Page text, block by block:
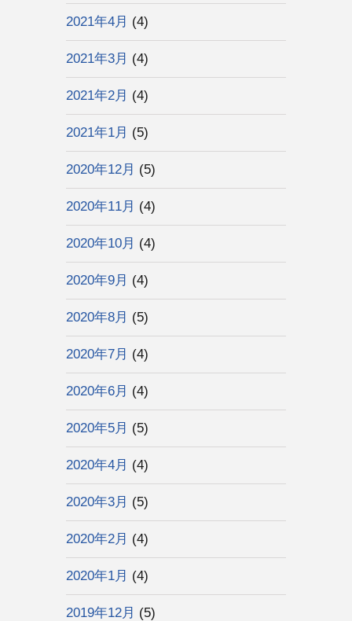
2021年4月 (4)
2021年3月 (4)
2021年2月 (4)
2021年1月 (5)
2020年12月 (5)
2020年11月 (4)
2020年10月 (4)
2020年9月 (4)
2020年8月 (5)
2020年7月 (4)
2020年6月 (4)
2020年5月 (5)
2020年4月 (4)
2020年3月 (5)
2020年2月 (4)
2020年1月 (4)
2019年12月 (5)